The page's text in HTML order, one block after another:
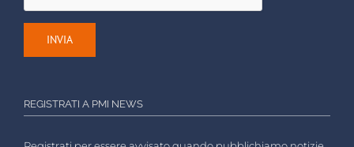
REGISTRATI A PMI NEWS